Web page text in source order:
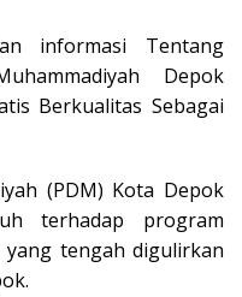
informasi Tentang
Depok
Berkualitas Sebagai
(PDM) Kota Depok
terhadap program
tengah digulirkan